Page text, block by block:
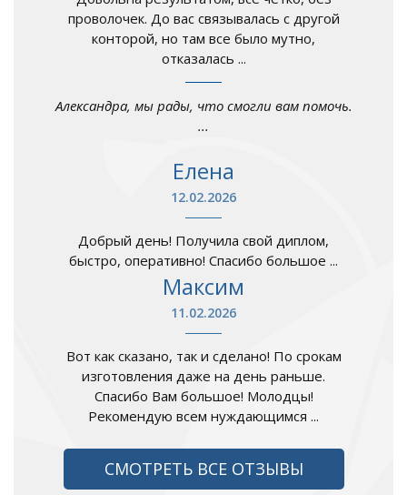
проволочек. До вас связывалась с другой
конторой, но там все было мутно,
отказалась ...
Александра, мы рады, что смогли вам помочь.
...
Елена
12.02.2026
Добрый день! Получила свой диплом,
быстро, оперативно! Спасибо большое ...
Максим
11.02.2026
Вот как сказано, так и сделано! По срокам
изготовления даже на день раньше.
Спасибо Вам большое! Молодцы!
Рекомендую всем нуждающимся ...
СМОТРЕТЬ ВСЕ ОТЗЫВЫ